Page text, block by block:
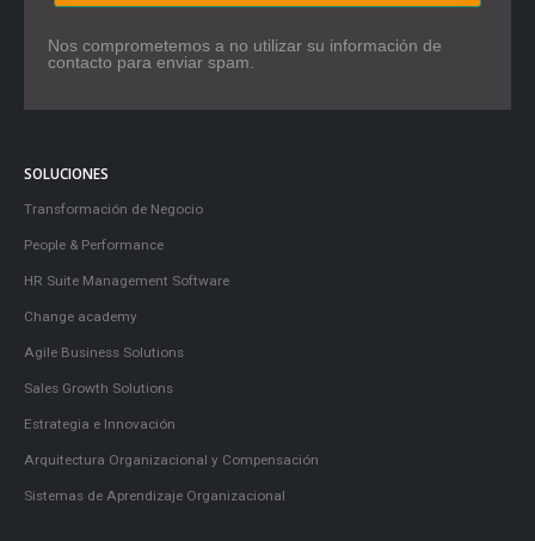
Nos comprometemos a no utilizar su información de
contacto para enviar spam.
SOLUCIONES
Transformación de Negocio
People & Performance
HR Suite Management Software
Change academy
Agile Business Solutions
Sales Growth Solutions
Estrategia e Innovación
Arquitectura Organizacional y Compensación
Sistemas de Aprendizaje Organizacional